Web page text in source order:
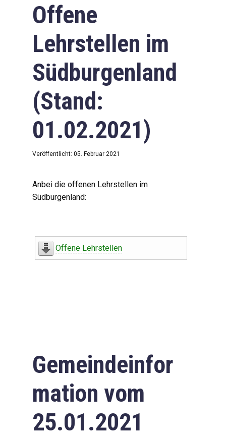
Offene
Lehrstellen im
Südburgenland
(Stand:
01.02.2021)
Veröffentlicht: 05. Februar 2021
Anbei die offenen Lehrstellen im
Südburgenland:
Offene Lehrstellen
Gemeindeinfor
mation vom
25.01.2021